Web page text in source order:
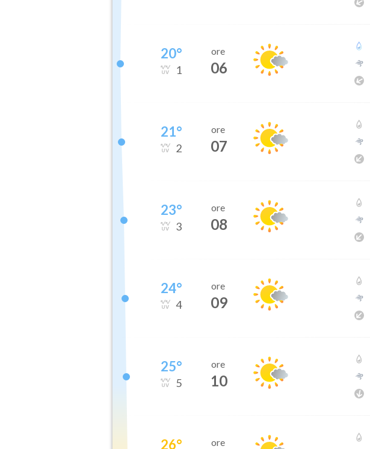
20°
1
ore
06
21°
2
ore
07
23°
3
ore
08
24°
4
ore
09
25°
5
ore
10
26° ore